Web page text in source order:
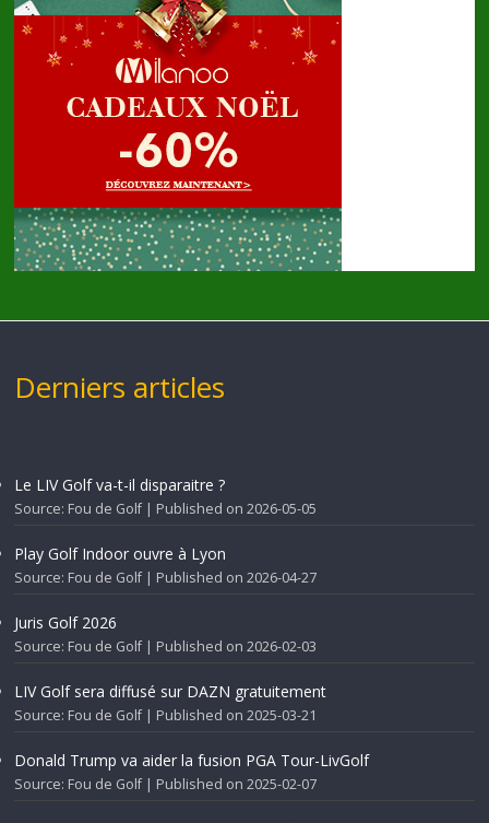
Derniers articles
Le LIV Golf va-t-il disparaitre ?
Source: Fou de Golf Published on 2026-05-05
Play Golf Indoor ouvre à Lyon
Source: Fou de Golf Published on 2026-04-27
Juris Golf 2026
Source: Fou de Golf Published on 2026-02-03
LIV Golf sera diffusé sur DAZN gratuitement
Source: Fou de Golf Published on 2025-03-21
Donald Trump va aider la fusion PGA Tour-LivGolf
Source: Fou de Golf Published on 2025-02-07